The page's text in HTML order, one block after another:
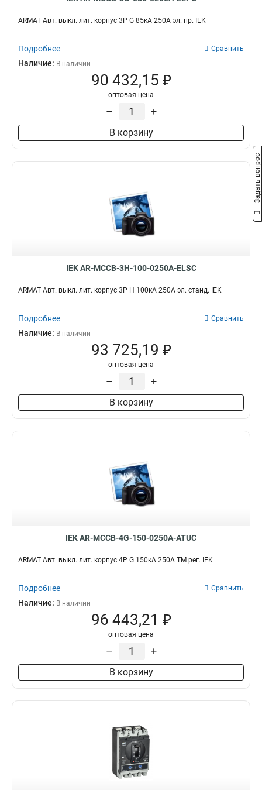
ARMAT Авт. выкл. лит. корпус 3P G 85кА 250А эл. пр. IEK
Подробнее Сравнить
Наличие: В наличии
90 432,15 ₽
оптовая цена
– +
В корзину
IEK AR-MCCB-3H-100-0250A-ELSC
ARMAT Авт. выкл. лит. корпус 3P H 100кА 250А эл. станд. IEK
Подробнее Сравнить
Наличие: В наличии
93 725,19 ₽
оптовая цена
– +
В корзину
IEK AR-MCCB-4G-150-0250A-ATUC
ARMAT Авт. выкл. лит. корпус 4P G 150кА 250А ТМ рег. IEK
Подробнее Сравнить
Наличие: В наличии
96 443,21 ₽
оптовая цена
– +
В корзину
Задать вопрос